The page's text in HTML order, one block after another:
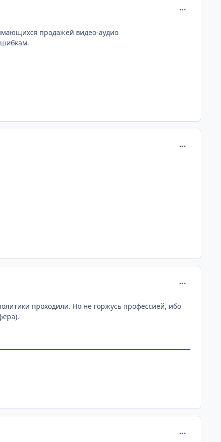
продажей видео-аудио
проходили. Но не горжусь профессией, ибо